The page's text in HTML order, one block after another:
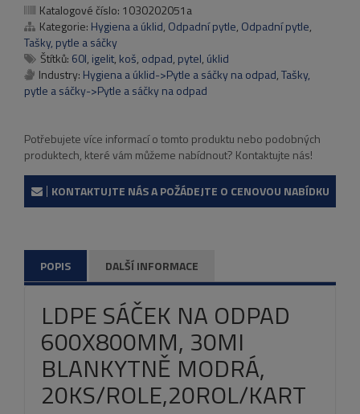
Katalogové číslo: 1030202051a
Kategorie: Hygiena a úklid, Odpadní pytle, Odpadní pytle,
Tašky, pytle a sáčky
Štítků: 60l, igelit, koš, odpad, pytel, úklid
Industry: Hygiena a úklid->Pytle a sáčky na odpad,Tašky,
pytle a sáčky->Pytle a sáčky na odpad
Potřebujete více informací o tomto produktu nebo podobných
produktech, které vám můžeme nabídnout? Kontaktujte nás!
KONTAKTUJTE NÁS A POŽÁDEJTE O CENOVOU NABÍDKU
POPIS DALŠÍ INFORMACE
LDPE SÁČEK NA ODPAD
600X800MM, 30MI
BLANKYTNĚ MODRÁ,
20KS/ROLE,20ROL/KART